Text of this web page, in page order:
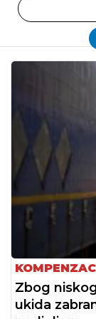
Zbog
ukida